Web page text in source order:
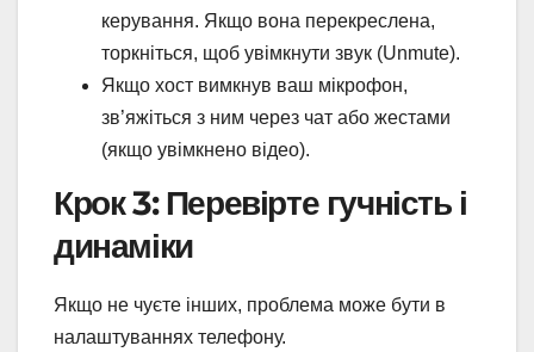
керування. Якщо вона перекреслена,
торкніться, щоб увімкнути звук (Unmute).
Якщо хост вимкнув ваш мікрофон,
зв’яжіться з ним через чат або жестами
(якщо увімкнено відео).
Крок 3: Перевірте гучність і
динаміки
Якщо не чуєте інших, проблема може бути в
налаштуваннях телефону.